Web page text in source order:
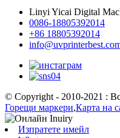
Linyi Yicai Digital
0086-18805392014
+86 18805392014
© Copyright - 2010-2021 :
Горещи маркери,Карта на
Изпратете имейл